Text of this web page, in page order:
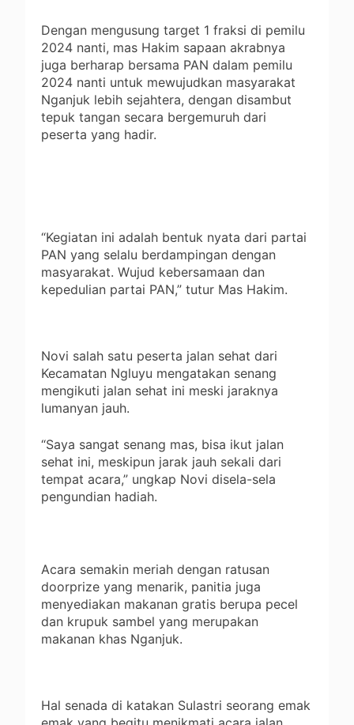
Dengan mengusung target 1 fraksi di pemilu
2024 nanti, mas Hakim sapaan akrabnya
juga berharap bersama PAN dalam pemilu
2024 nanti untuk mewujudkan masyarakat
Nganjuk lebih sejahtera, dengan disambut
tepuk tangan secara bergemuruh dari
peserta yang hadir.
“Kegiatan ini adalah bentuk nyata dari partai
PAN yang selalu berdampingan dengan
masyarakat. Wujud kebersamaan dan
kepedulian partai PAN,” tutur Mas Hakim.
Novi salah satu peserta jalan sehat dari
Kecamatan Ngluyu mengatakan senang
mengikuti jalan sehat ini meski jaraknya
lumanyan jauh.
“Saya sangat senang mas, bisa ikut jalan
sehat ini, meskipun jarak jauh sekali dari
tempat acara,” ungkap Novi disela-sela
pengundian hadiah.
Acara semakin meriah dengan ratusan
doorprize yang menarik, panitia juga
menyediakan makanan gratis berupa pecel
dan krupuk sambel yang merupakan
makanan khas Nganjuk.
Hal senada di katakan Sulastri seorang emak